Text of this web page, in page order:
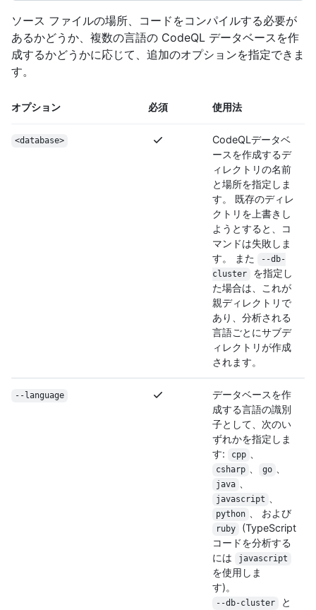
ソース ファイルの場所、コードをコンパイルする必要が
あるかどうか、複数の言語の CodeQL データベースを作
成するかどうかに応じて、追加のオプションを指定できま
す。
オプション 必須 使用法
<database>
CodeQLデータベ
ースを作成するデ
ィレクトリの名前
と場所を指定しま
す。 既存のディレ
クトリを上書きし
ようとすると、コ
マンドは失敗しま
す。 また
--db-
cluster
を指定し
た場合は、これが
親ディレクトリで
あり、分析される
言語ごとにサブデ
ィレクトリが作成
されます。
--language
データベースを作
成する言語の識別
子として、次のい
ずれかを指定しま
す:
cpp
csharp go
java
javascript
python 、 および
ruby
(TypeScript
コードを分析する
には
javascript
を使用しま
す)。
--db-cluster
と